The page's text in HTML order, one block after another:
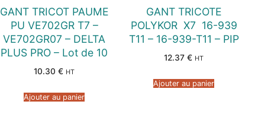
GANT TRICOT PAUME
PU VE702GR T7 –
VE702GR07 – DELTA
PLUS PRO – Lot de 10
10.30€ HT
Ajouter au panier
GANT TRICOTE
POLYKOR  X7  16-939
T11 – 16-939-T11 – PIP
12.37€ HT
Ajouter au panier